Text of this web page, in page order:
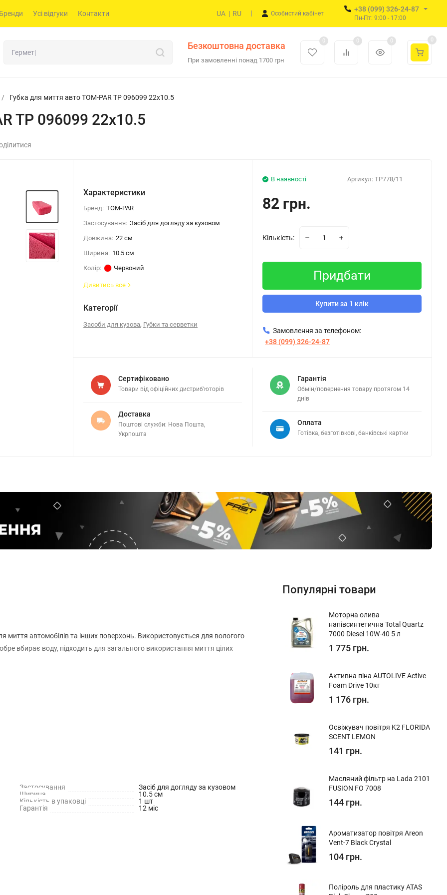
Усі відгуки Контакти UA | RU Особистий кабінет
+38 (099) 326-24-87
Пн-Пт: 9:00 - 17:00
Безкоштовна доставка
При замовленні понад 1700 грн
0 0 0 0
/ Губка для миття авто TOM-PAR TP 096099 22x10.5
TP 096099 22x10.5
Характеристики
Бренд: TOM-PAR
Застосування: Засіб для догляду за кузовом
Довжина: 22 см
Ширина: 10.5 см
Колір:
Червоний
Дивитись все
Категорії
Засоби для кузова, Губки та серветки
Артикул: TP778/11
В наявності
82 грн.
Кількість:
Придбати
Купити за 1 клік
Замовлення за телефоном:
+38 (099) 326-24-87
Сертифіковано
Товари від офіційних дистриб’юторів
Доставка
Поштові служби: Нова Пошта,
Укрпошта
Гарантія
Обмін/повернення товару протягом 14
днів
Оплата
Готівка, безготівкові, банківські картки
миття автомобілів та інших поверхонь. Використовується для вологого
вбирає воду, підходить для загального використання миття цілих
Застосування
Засіб для догляду за кузовом
Ширина
10.5 см
Кількість в упаковці
1 шт
Гарантія
12 міс
Популярні товари
Моторна олива
напівсинтетична Total Quartz
7000 Diesel 10W-40 5 л
1 775 грн.
Активна піна AUTOLIVE Active
Foam Drive 10кг
1 176 грн.
Освіжувач повітря K2 FLORIDA
SCENT LEMON
141 грн.
Масляний фільтр на Lada 2101
FUSION FO 7008
144 грн.
Ароматизатор повітря Areon
Vent-7 Black Crystal
104 грн.
Поліроль для пластику ATAS